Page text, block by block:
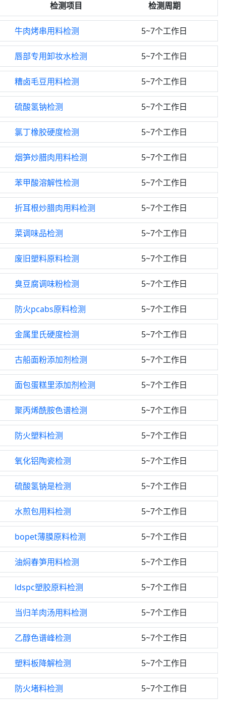
检测项目 检测周期
牛肉烤串用料检测 5~7个工作日
唇部专用卸妆水检测 5~7个工作日
糟卤毛豆用料检测 5~7个工作日
硫酸氢钠检测 5~7个工作日
氯丁橡胶硬度检测 5~7个工作日
烟笋炒腊肉用料检测 5~7个工作日
苯甲酸溶解性检测 5~7个工作日
折耳根炒腊肉用料检测 5~7个工作日
菜调味品检测 5~7个工作日
废旧塑料原料检测 5~7个工作日
臭豆腐调味粉检测 5~7个工作日
防火pcabs原料检测 5~7个工作日
金属里氏硬度检测 5~7个工作日
古船面粉添加剂检测 5~7个工作日
面包蛋糕里添加剂检测 5~7个工作日
聚丙烯酰胺色谱检测 5~7个工作日
防火塑料检测 5~7个工作日
氧化铝陶瓷检测 5~7个工作日
硫酸氢钠是检测 5~7个工作日
水煎包用料检测 5~7个工作日
bopet薄膜原料检测 5~7个工作日
油焖春笋用料检测 5~7个工作日
ldspc塑胶原料检测 5~7个工作日
当归羊肉汤用料检测 5~7个工作日
乙醇色谱峰检测 5~7个工作日
塑料板降解检测 5~7个工作日
防火堵料检测 5~7个工作日